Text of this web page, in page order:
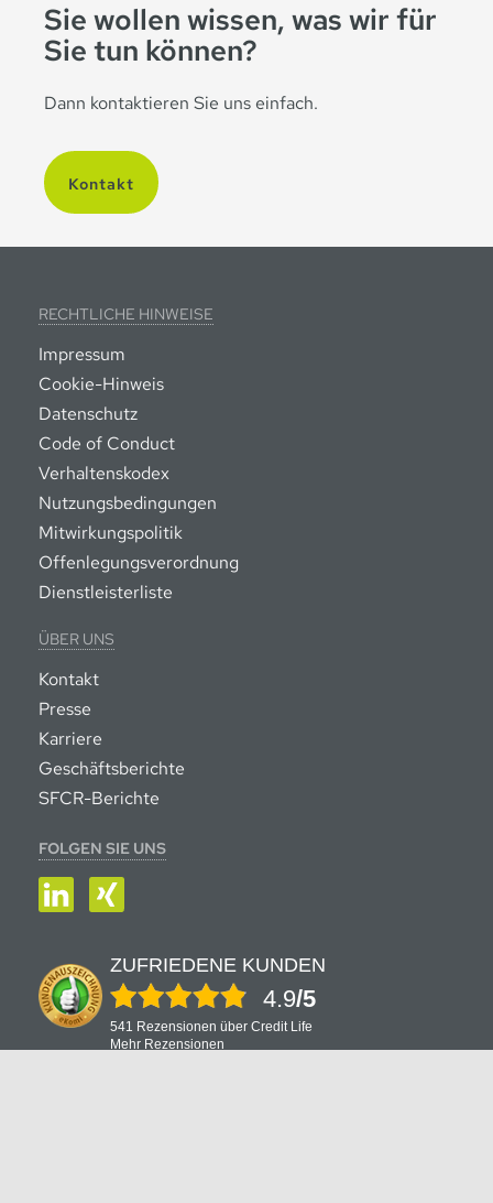
Sie wollen wissen, was wir für
Sie tun können?
Dann kontaktieren Sie uns einfach.
Kontakt
RECHTLICHE HINWEISE
Impressum
Cookie-Hinweis
Datenschutz
Code of Conduct
Verhaltenskodex
Nutzungsbedingungen
Mitwirkungspolitik
Offenlegungsverordnung
Dienstleisterliste
ÜBER UNS
Kontakt
Presse
Karriere
Geschäftsberichte
SFCR-Berichte
FOLGEN SIE UNS
LinkedIn
XING
ZUFRIEDENE KUNDEN
4.9/5
541 Rezensionen über Credit Life
Mehr Rezensionen